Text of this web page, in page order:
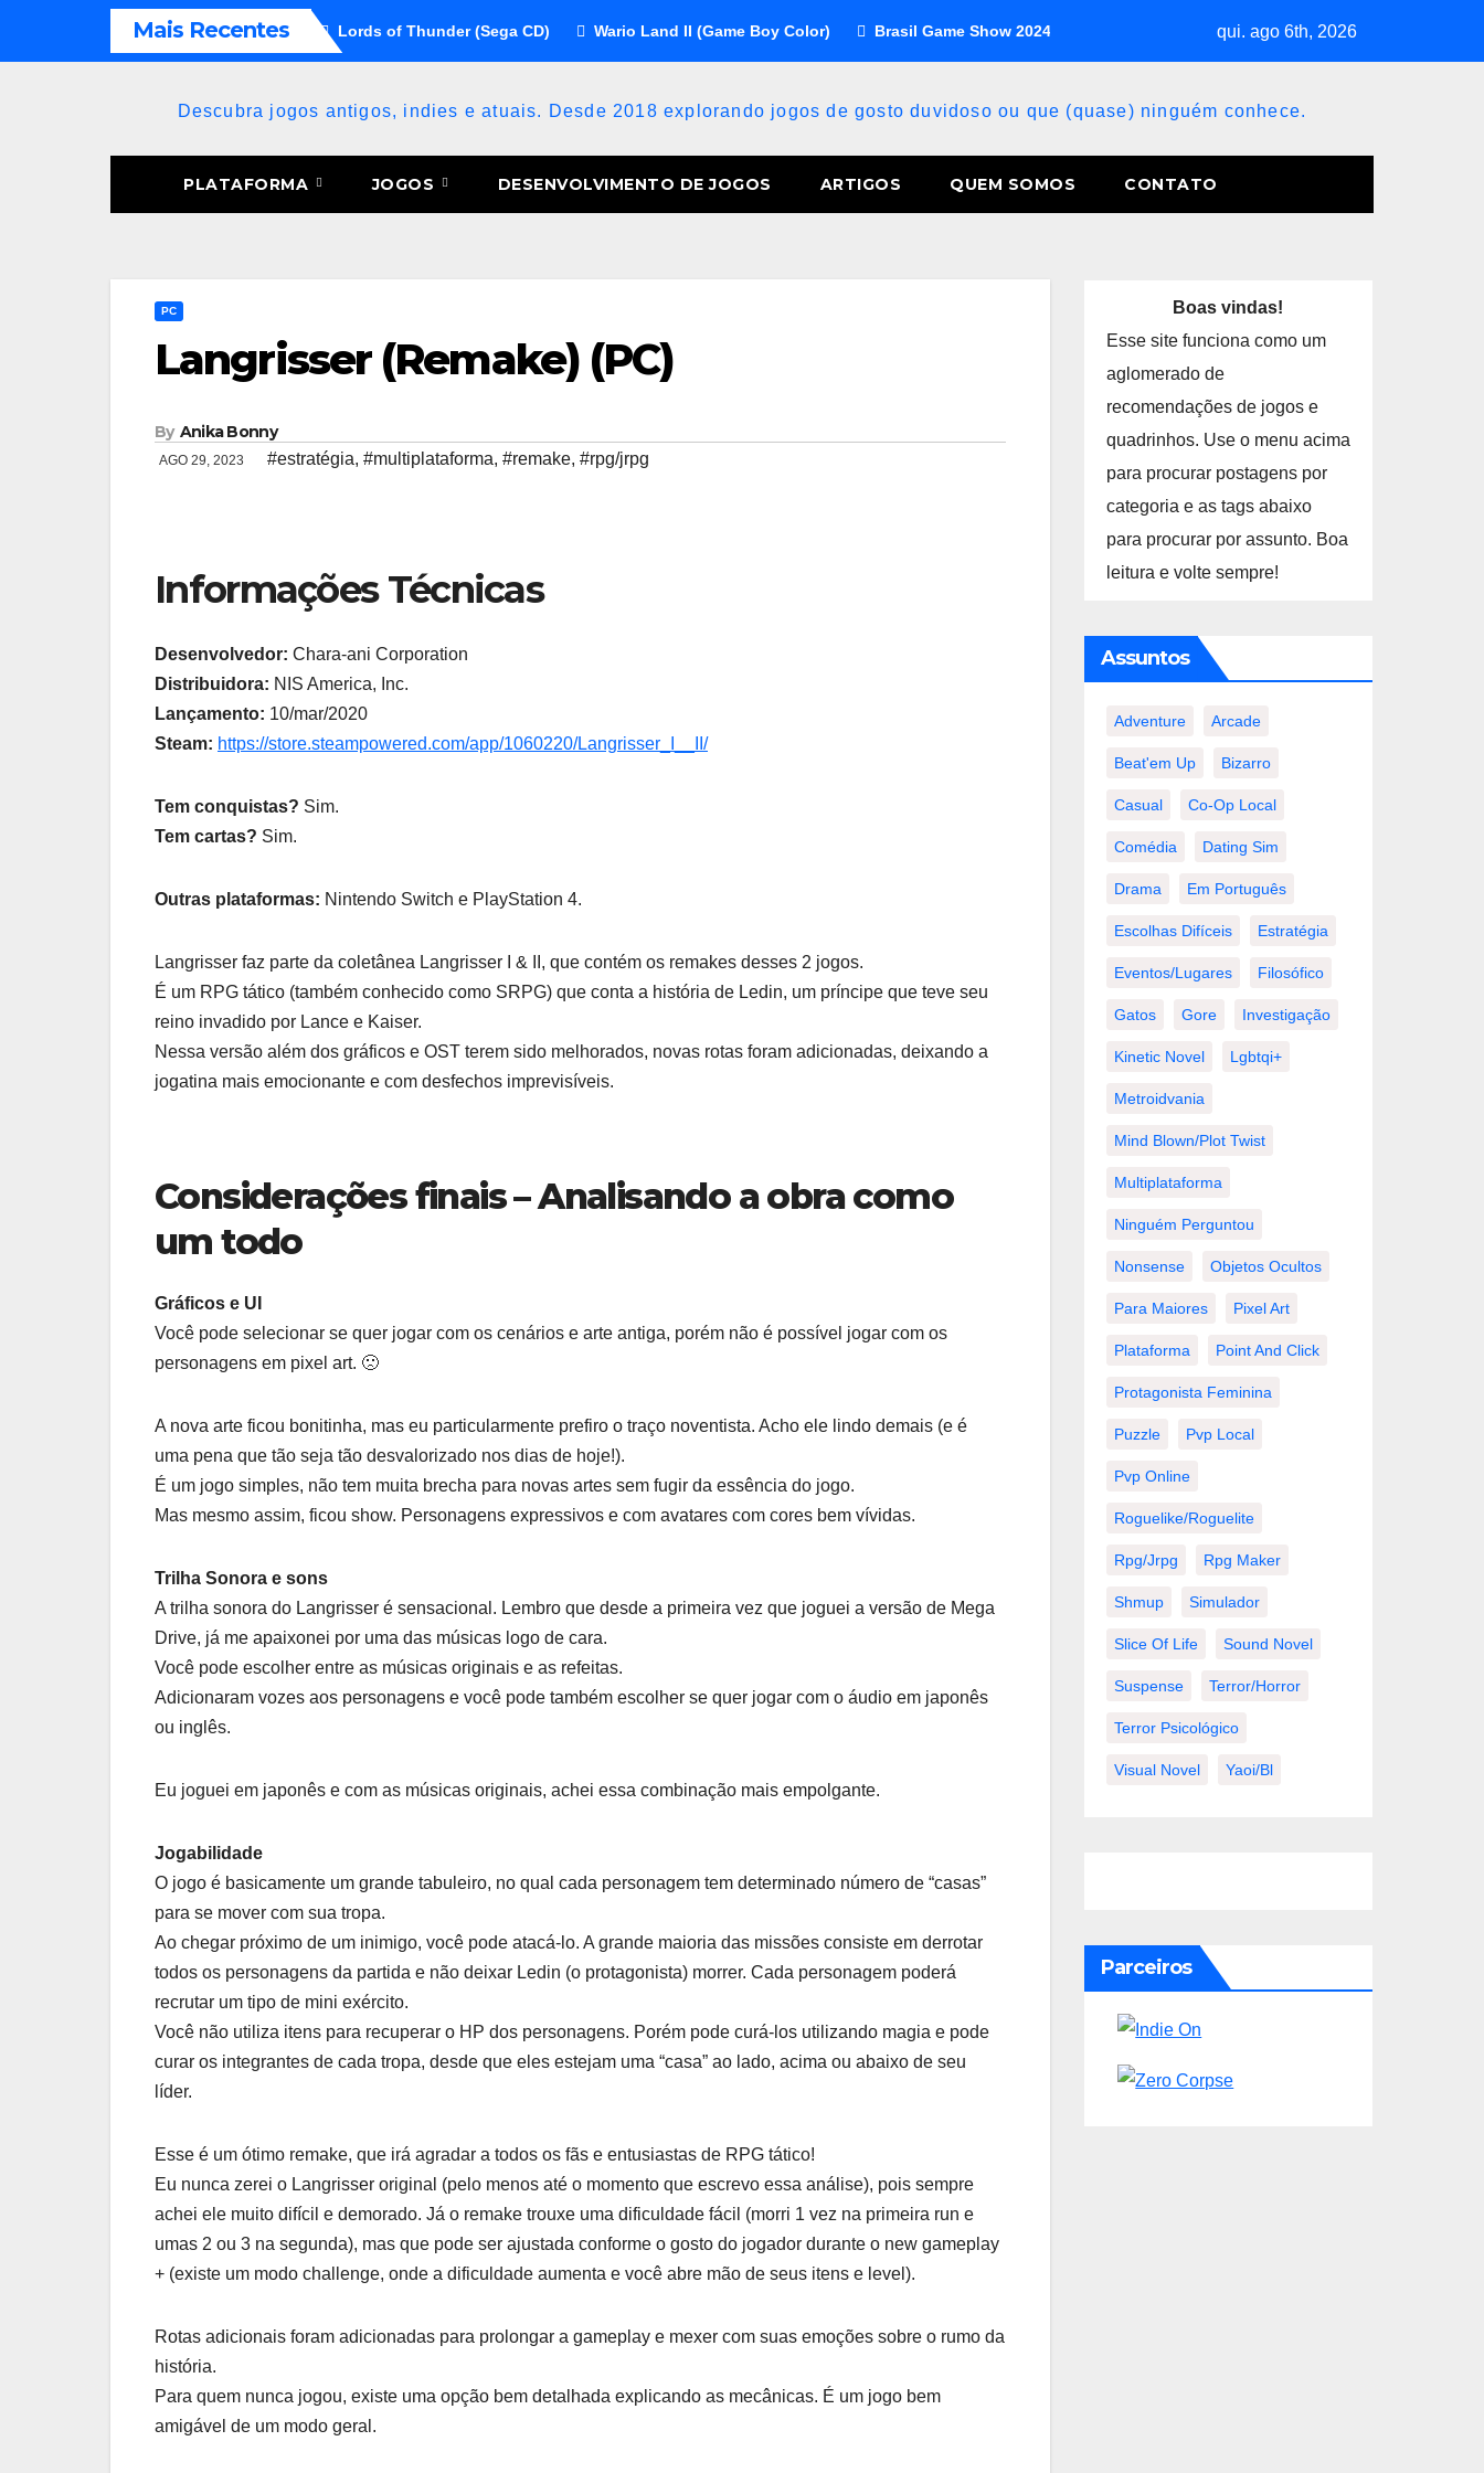
Mais Recentes Lords of Thunder (Sega CD) Wario Land II (Game Boy Color) Brasil Game Show 2024 Wario Land: Super Mario Land 3 (Game Boy)
qui. ago 6th, 2026
Descubra jogos antigos, indies e atuais. Desde 2018 explorando jogos de gosto duvidoso ou que (quase) ninguém conhece.
PLATAFORMA JOGOS DESENVOLVIMENTO DE JOGOS ARTIGOS QUEM SOMOS CONTATO
PC
Langrisser (Remake) (PC)
By Anika Bonny
AGO 29, 2023 #estratégia, #multiplataforma, #remake, #rpg/jrpg
Informações Técnicas
Desenvolvedor: Chara-ani Corporation
Distribuidora: NIS America, Inc.
Lançamento: 10/mar/2020
Steam: https://store.steampowered.com/app/1060220/Langrisser_I__II/
Tem conquistas? Sim.
Tem cartas? Sim.
Outras plataformas: Nintendo Switch e PlayStation 4.
Langrisser faz parte da coletânea Langrisser I & II, que contém os remakes desses 2 jogos.
É um RPG tático (também conhecido como SRPG) que conta a história de Ledin, um príncipe que teve seu
reino invadido por Lance e Kaiser.
Nessa versão além dos gráficos e OST terem sido melhorados, novas rotas foram adicionadas, deixando a
jogatina mais emocionante e com desfechos imprevisíveis.
Considerações finais – Analisando a obra como
um todo
Gráficos e UI
Você pode selecionar se quer jogar com os cenários e arte antiga, porém não é possível jogar com os
personagens em pixel art. 🙁
A nova arte ficou bonitinha, mas eu particularmente prefiro o traço noventista. Acho ele lindo demais (e é
uma pena que tão seja tão desvalorizado nos dias de hoje!).
É um jogo simples, não tem muita brecha para novas artes sem fugir da essência do jogo.
Mas mesmo assim, ficou show. Personagens expressivos e com avatares com cores bem vívidas.
Trilha Sonora e sons
A trilha sonora do Langrisser é sensacional. Lembro que desde a primeira vez que joguei a versão de Mega
Drive, já me apaixonei por uma das músicas logo de cara.
Você pode escolher entre as músicas originais e as refeitas.
Adicionaram vozes aos personagens e você pode também escolher se quer jogar com o áudio em japonês
ou inglês.
Eu joguei em japonês e com as músicas originais, achei essa combinação mais empolgante.
Jogabilidade
O jogo é basicamente um grande tabuleiro, no qual cada personagem tem determinado número de “casas”
para se mover com sua tropa.
Ao chegar próximo de um inimigo, você pode atacá-lo. A grande maioria das missões consiste em derrotar
todos os personagens da partida e não deixar Ledin (o protagonista) morrer. Cada personagem poderá
recrutar um tipo de mini exército.
Você não utiliza itens para recuperar o HP dos personagens. Porém pode curá-los utilizando magia e pode
curar os integrantes de cada tropa, desde que eles estejam uma “casa” ao lado, acima ou abaixo de seu
líder.
Esse é um ótimo remake, que irá agradar a todos os fãs e entusiastas de RPG tático!
Eu nunca zerei o Langrisser original (pelo menos até o momento que escrevo essa análise), pois sempre
achei ele muito difícil e demorado. Já o remake trouxe uma dificuldade fácil (morri 1 vez na primeira run e
umas 2 ou 3 na segunda), mas que pode ser ajustada conforme o gosto do jogador durante o new gameplay
+ (existe um modo challenge, onde a dificuldade aumenta e você abre mão de seus itens e level).
Rotas adicionais foram adicionadas para prolongar a gameplay e mexer com suas emoções sobre o rumo da
história.
Para quem nunca jogou, existe uma opção bem detalhada explicando as mecânicas. É um jogo bem
amigável de um modo geral.
Boas vindas!
Esse site funciona como um
aglomerado de
recomendações de jogos e
quadrinhos. Use o menu acima
para procurar postagens por
categoria e as tags abaixo
para procurar por assunto. Boa
leitura e volte sempre!
Assuntos
Adventure Arcade
Beat'em Up Bizarro
Casual Co-Op Local
Comédia Dating Sim
Drama Em Português
Escolhas Difíceis Estratégia
Eventos/lugares Filosófico
Gatos Gore Investigação
Kinetic Novel Lgbtqi+
Metroidvania
Mind Blown/plot Twist
Multiplataforma
Ninguém Perguntou
Nonsense Objetos Ocultos
Para Maiores Pixel Art
Plataforma Point And Click
Protagonista Feminina
Puzzle Pvp Local
Pvp Online
Roguelike/roguelite
Rpg/jrpg Rpg Maker
Shmup Simulador
Slice Of Life Sound Novel
Suspense Terror/horror
Terror Psicológico
Visual Novel Yaoi/bl
Parceiros